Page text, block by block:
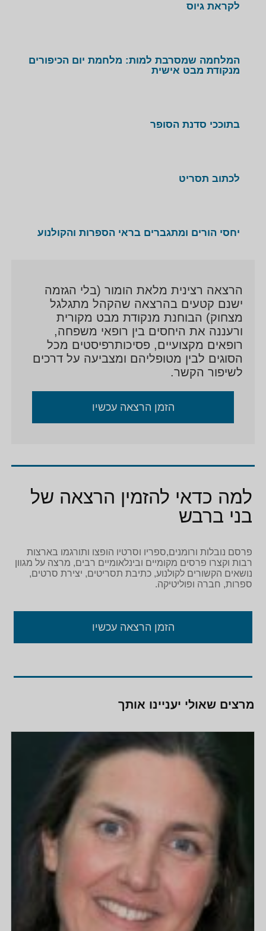
בכלל תסריטאות וקולנוע ישראלי במוסדות, סינמטקים
לקראת גיוס
המלחמה שמסרבת למות: מלחמת יום הכיפורים
מנקודת מבט אישית
בתוככי סדנת הסופר
לכתוב תסריט
יחסי הורים ומתגברים בראי הספרות והקולנוע
הרצאה רצינית מלאת הומור (בלי הגזמה
ישנם קטעים בהרצאה שהקהל מתגלגל
מצחוק) הבוחנת מנקודת מבט מקורית
ורעננה את היחסים בין רופאי משפחה,
רופאים מקצועיים, פסיכותרפיסטים מכל
הסוגים לבין מטופליהם ומצביעה על דרכים
לשיפור הקשר.
הזמן הרצאה עכשיו
למה כדאי להזמין הרצאה של
בני ברבש
פרסם נובלות ורומנים,ספריו וסרטיו הופצו ותורגמו בארצות
רבות וקצרו פרסים מקומיים ובינלאומיים רבים, מרצה על מגוון
נושאים הקשורים לקולנוע, כתיבת תסריטים, יצירת סרטים,
ספרות, חברה ופוליטיקה.
הזמן הרצאה עכשיו
מרצים שאולי יעניינו אותך